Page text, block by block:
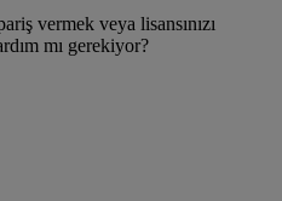
vermek veya lisansınızı
mı gerekiyor?